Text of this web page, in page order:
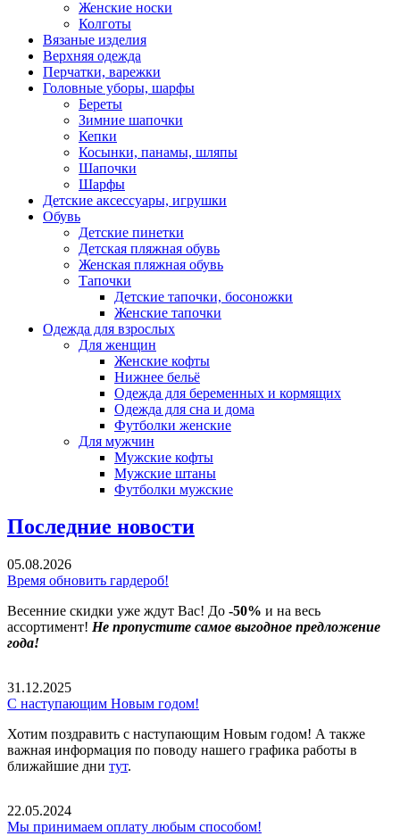
Женские носки
Колготы
Вязаные изделия
Верхняя одежда
Перчатки, варежки
Головные уборы, шарфы
Береты
Зимние шапочки
Кепки
Косынки, панамы, шляпы
Шапочки
Шарфы
Детские аксессуары, игрушки
Обувь
Детские пинетки
Детская пляжная обувь
Женская пляжная обувь
Тапочки
Детские тапочки, босоножки
Женские тапочки
Одежда для взрослых
Для женщин
Женские кофты
Нижнее бельё
Одежда для беременных и кормящих
Одежда для сна и дома
Футболки женские
Для мужчин
Мужские кофты
Мужские штаны
Футболки мужские
Последние новости
05.08.2026
Время обновить гардероб!
Весенние скидки уже ждут Вас! До -50% и на весь
ассортимент! Не пропустите самое выгодное предложение
года!
31.12.2025
С наступающим Новым годом!
Хотим поздравить с наступающим Новым годом! А также
важная информация по поводу нашего графика работы в
ближайшие дни тут.
22.05.2024
Мы принимаем оплату любым способом!